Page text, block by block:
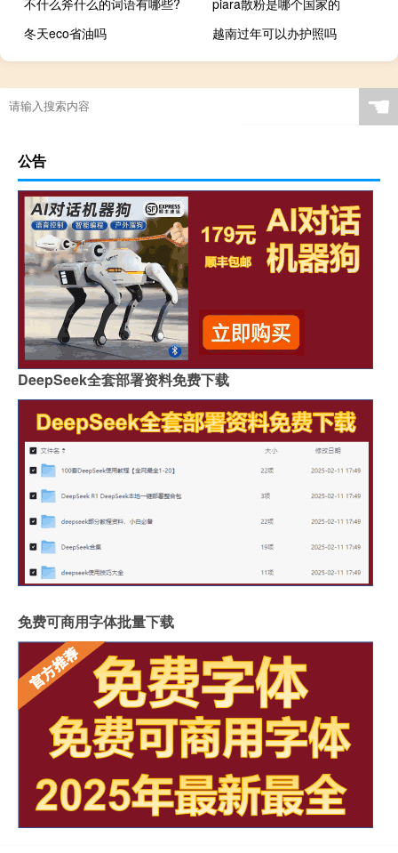
不什么斧什么的词语有哪些?
piara散粉是哪个国家的
冬天eco省油吗
越南过年可以办护照吗
☚
公告
DeepSeek全套部署资料免费下载
免费可商用字体批量下载